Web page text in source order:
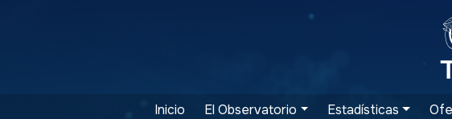
Inicio El Observatorio Estadísticas